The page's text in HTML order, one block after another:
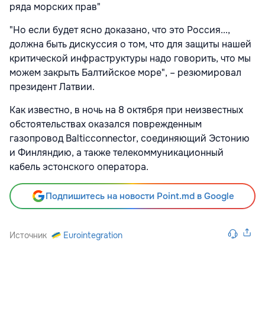
ряда морских прав"
"Но если будет ясно доказано, что это Россия...,
должна быть дискуссия о том, что для защиты нашей
критической инфраструктуры надо говорить, что мы
можем закрыть Балтийское море", – резюмировал
президент Латвии.
Как известно, в ночь на 8 октября при неизвестных
обстоятельствах оказался поврежденным
газопровод Balticconnector, соединяющий Эстонию
и Финляндию, а также телекоммуникационный
кабель эстонского оператора.
Подпишитесь на новости Point.md в Google
Источник Eurointegration